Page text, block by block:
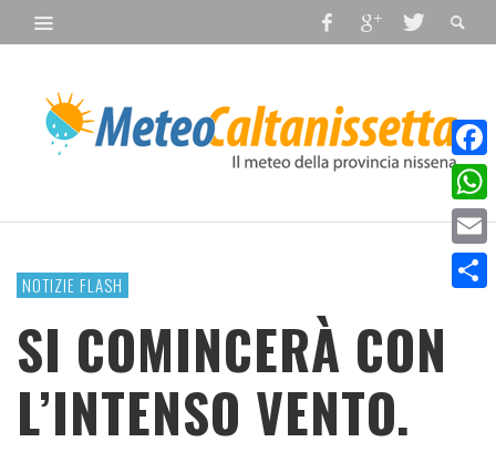
NOTIZIE FLASH
SI COMINCERÀ CON
L’INTENSO VENTO.
Email